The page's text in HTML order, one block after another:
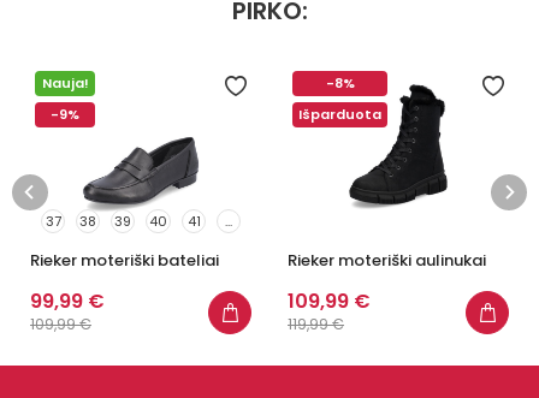
PIRKO:
Nauja!
-9%
37 38 39 40 41 ...
Rieker moteriški bateliai
99,99 €
109,99 €
-8%
Išparduota
Rieker moteriški aulinukai
109,99 €
119,99 €